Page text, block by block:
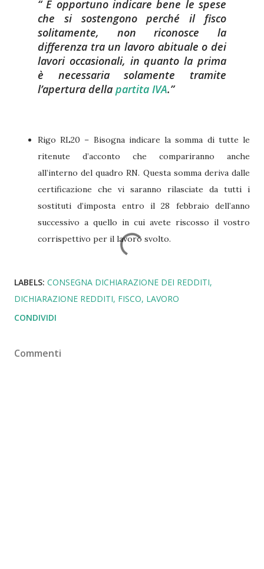
È opportuno indicare bene le spese
che si sostengono perché il fisco
solitamente, non riconosce la
differenza tra un lavoro abituale o dei
lavori occasionali, in quanto la prima
è necessaria solamente tramite
l’apertura della partita IVA.
Rigo RL20 – Bisogna indicare la somma di tutte le
ritenute d’acconto che compariranno anche
all’interno del quadro RN. Questa somma deriva dalle
certificazione che vi saranno rilasciate da tutti i
sostituti d’imposta entro il 28 febbraio dell’anno
successivo a quello in cui avete riscosso il vostro
corrispettivo per il lavoro svolto.
LABELS: CONSEGNA DICHIARAZIONE DEI REDDITI
DICHIARAZIONE REDDITI FISCO LAVORO
CONDIVIDI
Commenti